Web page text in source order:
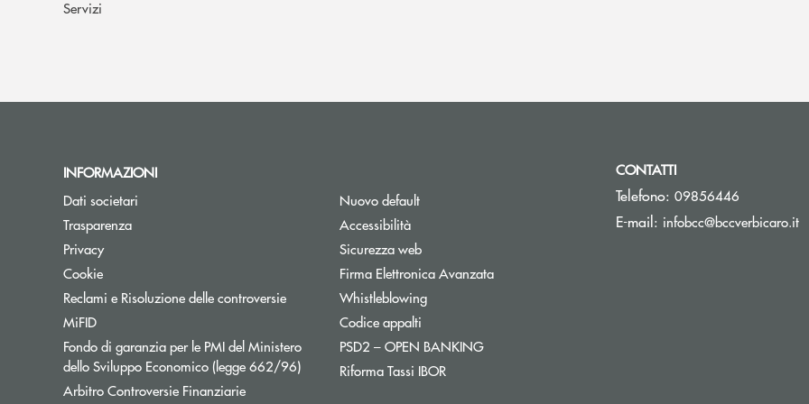
Servizi
INFORMAZIONI
Dati societari
Trasparenza
Privacy
Cookie
Reclami e Risoluzione delle controversie
MiFID
Fondo di garanzia per le PMI del Ministero
dello Sviluppo Economico (legge 662/96)Apre una nuova finestra
Arbitro Controversie FinanziarieApre una nuova finestra
Nuovo default
Accessibilità
Sicurezza web
Firma Elettronica Avanzata
Whistleblowing
Codice appalti
PSD2 – OPEN BANKINGApre una nuova finestra
Riforma Tassi IBOR
CONTATTI
Telefono: 09856446
E-mail: infobcc@bccverbicaro.it